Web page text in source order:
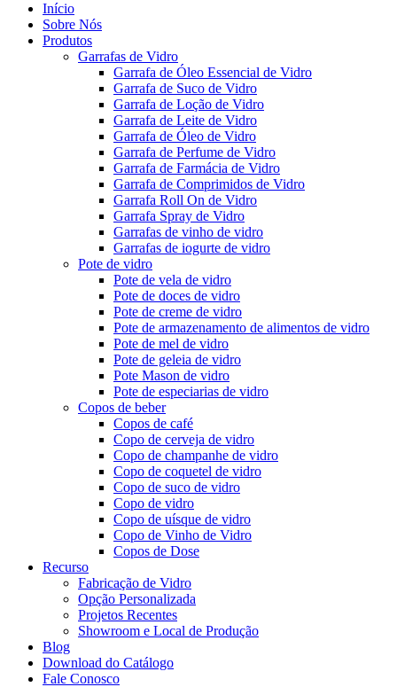
Início
Sobre Nós
Produtos
Garrafas de Vidro
Garrafa de Óleo Essencial de Vidro
Garrafa de Suco de Vidro
Garrafa de Loção de Vidro
Garrafa de Leite de Vidro
Garrafa de Óleo de Vidro
Garrafa de Perfume de Vidro
Garrafa de Farmácia de Vidro
Garrafa de Comprimidos de Vidro
Garrafa Roll On de Vidro
Garrafa Spray de Vidro
Garrafas de vinho de vidro
Garrafas de iogurte de vidro
Pote de vidro
Pote de vela de vidro
Pote de doces de vidro
Pote de creme de vidro
Pote de armazenamento de alimentos de vidro
Pote de mel de vidro
Pote de geleia de vidro
Pote Mason de vidro
Pote de especiarias de vidro
Copos de beber
Copos de café
Copo de cerveja de vidro
Copo de champanhe de vidro
Copo de coquetel de vidro
Copo de suco de vidro
Copo de vidro
Copo de uísque de vidro
Copo de Vinho de Vidro
Copos de Dose
Recurso
Fabricação de Vidro
Opção Personalizada
Projetos Recentes
Showroom e Local de Produção
Blog
Download do Catálogo
Fale Conosco